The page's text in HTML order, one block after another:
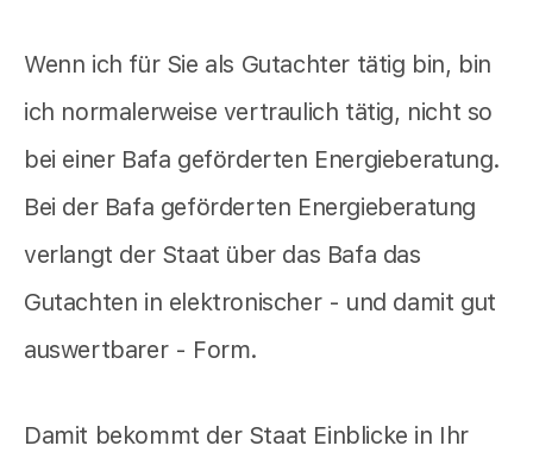
Wenn ich für Sie als Gutachter tätig bin, bin
ich normalerweise vertraulich tätig, nicht so
bei einer Bafa geförderten Energieberatung.
Bei der Bafa geförderten Energieberatung
verlangt der Staat über das Bafa das
Gutachten in elektronischer - und damit gut
auswertbarer - Form.
Damit bekommt der Staat Einblicke in Ihr